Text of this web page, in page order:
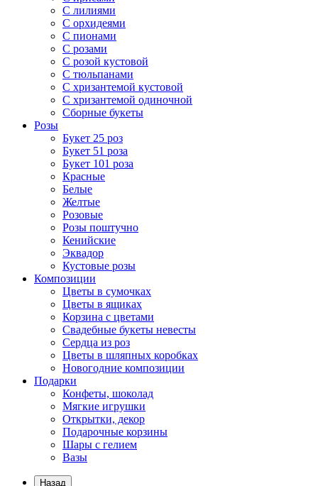
С лилиями
С орхидеями
С пионами
С розами
С розой кустовой
С тюльпанами
С хризантемой кустовой
С хризантемой одиночной
Сборные букеты
Розы
Букет 25 роз
Букет 51 роза
Букет 101 роза
Красные
Белые
Желтые
Розовые
Розы поштучно
Кенийские
Эквадор
Кустовые розы
Композиции
Цветы в сумочках
Цветы в ящиках
Корзина с цветами
Свадебные букеты невесты
Сердца из роз
Цветы в шляпных коробках
Новогодние композиции
Подарки
Конфеты, шоколад
Мягкие игрушки
Открытки, декор
Подарочные корзины
Шары с гелием
Вазы
Назад